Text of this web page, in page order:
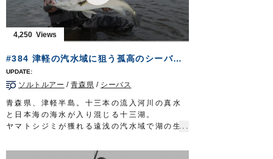
のは『フルーク』＝ヒラメ。
未だ見ぬ魚を求めて……文化の香り漂うサー
フに挑むショア・キャスティングゲーム。艶
やかで、華やかなる釣りが幕を開ける。
■タックル①
ロッド：サーフロッド MH 10ft4in
リール：4000番クラス XGスピニングリール
メインライン：PE 1号（8本ヨリ）
リーダー：フロロ 25lb
ルアー：メタルジグ 32g/シンキングペンシル
95mm ほか
■タックル②
4,250
#384 津軽の汽水域に狙う孤高のシーバス～技を尽くす本州北端のルアーゲーム～
ソルトルアー /青森県 / シーバス
青森県、津軽半島。十三本の流入河川の真水
と日本海の海水が入り混じる十三湖。
ヤマトシジミが獲れる遠浅の汽水域で湖の生
このルアーフィッシングの好敵手と対峙する